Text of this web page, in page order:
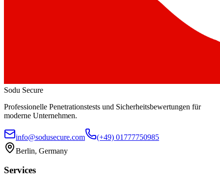
Sodu Secure
Professionelle Penetrationstests und Sicherheitsbewertungen für
moderne Unternehmen.
info@sodusecure.com
(+49) 01777750985
Berlin, Germany
Services